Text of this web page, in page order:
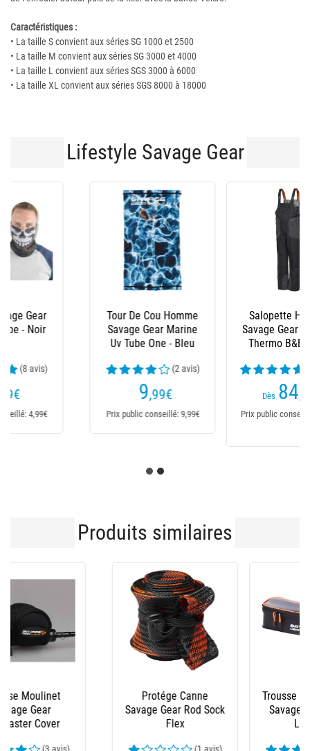
Caractéristiques :
• La taille S convient aux séries SG 1000 et 2500
• La taille M convient aux séries SG 3000 et 4000
• La taille L convient aux séries SGS 3000 à 6000
• La taille XL convient aux séries SGS 8000 à 18000
Lifestyle Savage Gear
Salopette Homme
Savage Gear Heatlite
Thermo B&B - Noir
(16 avis)
Prix public conseillé: 89,99€
Veste Homme Savage
Gear Heatlite Thermo
Jacket - Noir
(29 avis)
€
Prix public conseillé:
Produits similaires
Trousse À Accessoires
Savage Gear Wpmp
-25 %
Housse De Protection
Fox Rage Rod Shields